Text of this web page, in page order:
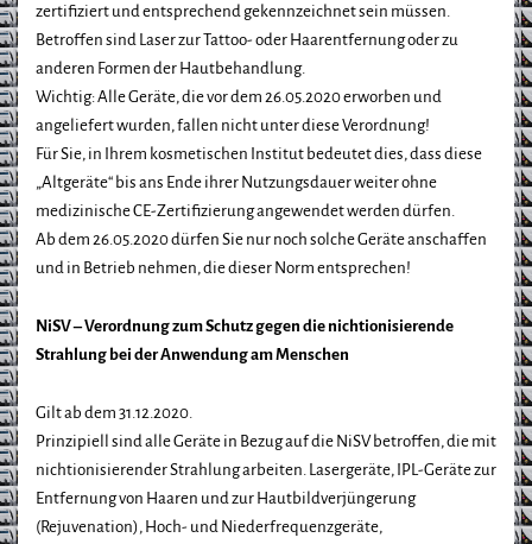
zertifiziert und entsprechend gekennzeichnet sein müssen.
Betroffen sind Laser zur Tattoo- oder Haarentfernung oder zu
anderen Formen der Hautbehandlung.
Wichtig: Alle Geräte, die vor dem 26.05.2020 erworben und
angeliefert wurden, fallen nicht unter diese Verordnung!
Für Sie, in Ihrem kosmetischen Institut bedeutet dies, dass diese
„Altgeräte“ bis ans Ende ihrer Nutzungsdauer weiter ohne
medizinische CE-Zertifizierung angewendet werden dürfen.
Ab dem 26.05.2020 dürfen Sie nur noch solche Geräte anschaffen
und in Betrieb nehmen, die dieser Norm entsprechen!
NiSV – Verordnung zum Schutz gegen die nichtionisierende
Strahlung bei der Anwendung amMenschen
Gilt ab dem 31.12.2020.
Prinzipiell sind alle Geräte in Bezug auf die NiSV betroffen, die mit
nichtionisierender Strahlung arbeiten. Lasergeräte, IPL-Geräte zur
Entfernung von Haaren und zur Hautbildverjüngerung
(Rejuvenation), Hoch- und Niederfrequenzgeräte,